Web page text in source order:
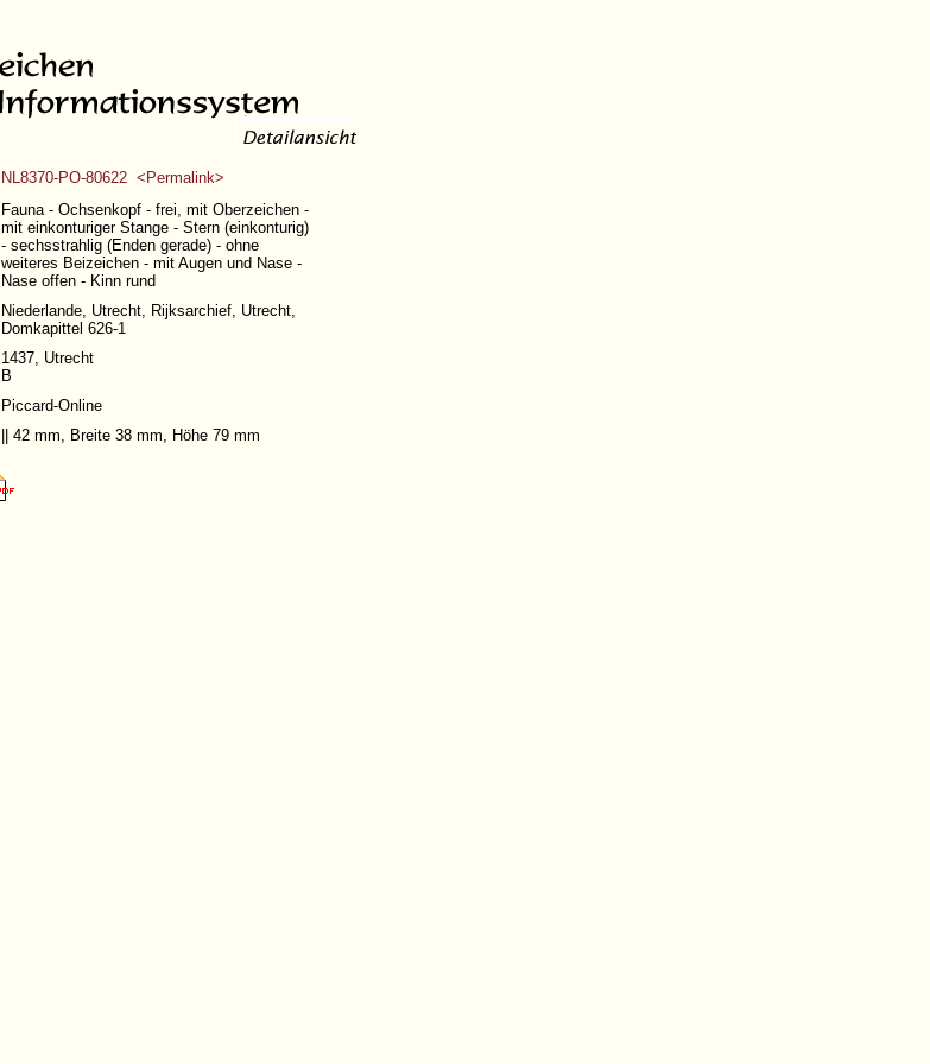
NL8370-PO-80622 <Permalink>
Fauna - Ochsenkopf - frei, mit Oberzeichen -
mit einkonturiger Stange - Stern (einkonturig)
- sechsstrahlig (Enden gerade) - ohne
weiteres Beizeichen - mit Augen und Nase -
Nase offen - Kinn rund
Niederlande, Utrecht, Rijksarchief, Utrecht,
Domkapittel 626-1
1437, Utrecht
B
Piccard-Online
|| 42 mm, Breite 38 mm, Höhe 79 mm